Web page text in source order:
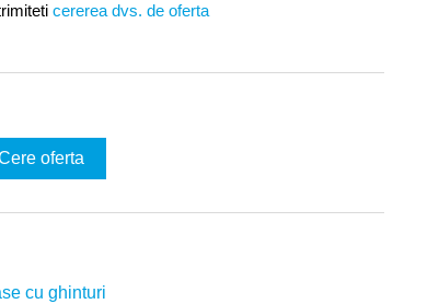
cererea dvs. de oferta
oferta
cu ghinturi